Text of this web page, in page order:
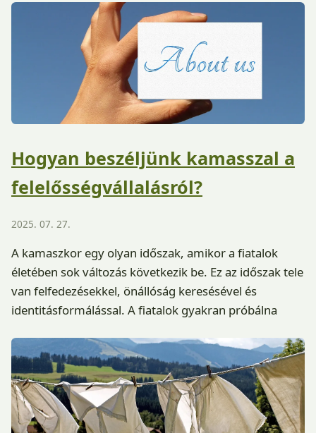
Hogyan beszéljünk kamasszal a
felelősségvállalásról?
2025. 07. 27.
A kamaszkor egy olyan időszak, amikor a fiatalok
életében sok változás következik be. Ez az időszak tele
van felfedezésekkel, önállóság keresésével és
identitásformálással. A fiatalok gyakran próbálna